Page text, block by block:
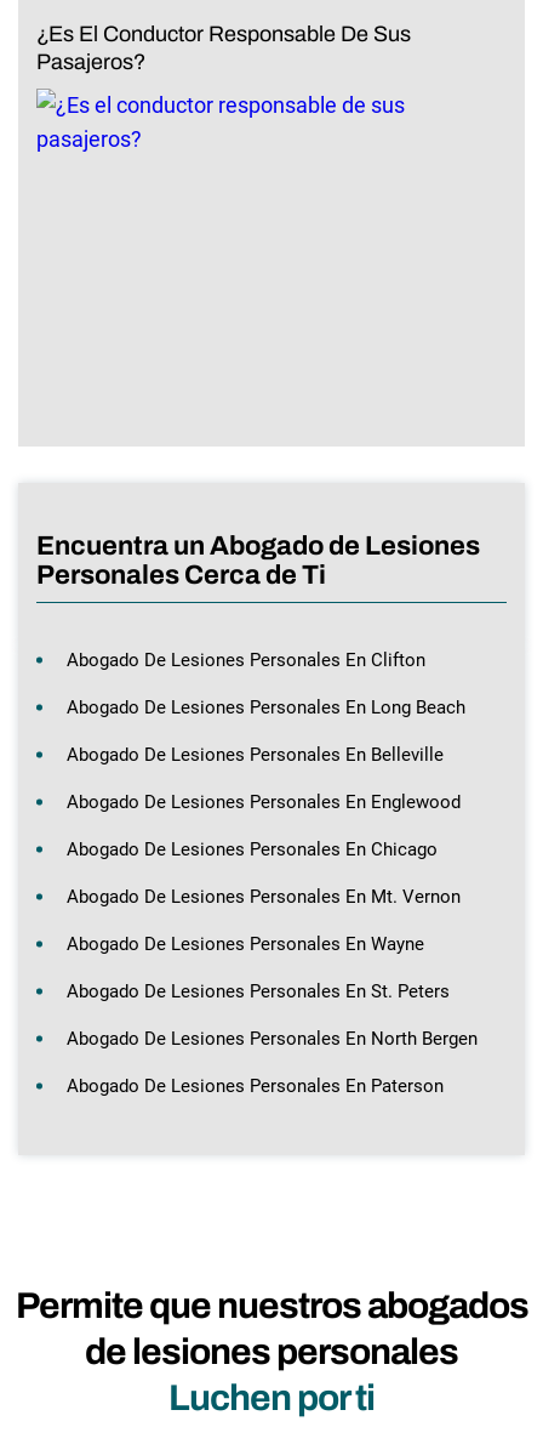
¿Es El Conductor Responsable De Sus
Pasajeros?
Encuentra un Abogado de Lesiones
Personales Cerca de Ti
Abogado De Lesiones Personales En Clifton
Abogado De Lesiones Personales En Long Beach
Abogado De Lesiones Personales En Belleville
Abogado De Lesiones Personales En Englewood
Abogado De Lesiones Personales En Chicago
Abogado De Lesiones Personales En Mt. Vernon
Abogado De Lesiones Personales En Wayne
Abogado De Lesiones Personales En St. Peters
Abogado De Lesiones Personales En North Bergen
Abogado De Lesiones Personales En Paterson
Permite que nuestros abogados
de lesiones personales
Luchen por ti